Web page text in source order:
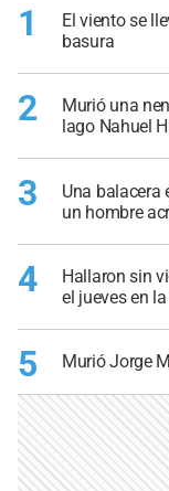
1
El viento se
basura
2
Murió una
lago Nahuel
3
Una balacera
un hombre
4
Hallaron sin
el jueves en
5 Murió Jorge